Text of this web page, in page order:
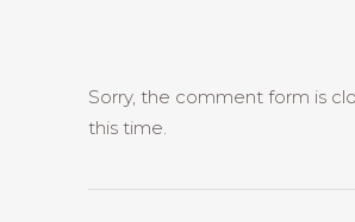
Sorry, the comment form is
this time.